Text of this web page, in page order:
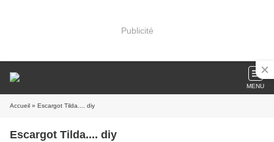
Publicité
MENU
Accueil » Escargot Tilda.... diy
Escargot Tilda.... diy